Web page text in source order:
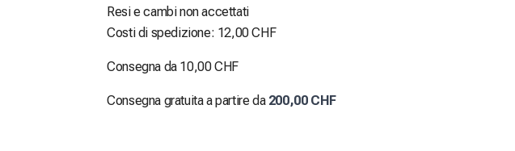
Resi e cambi non accettati
Costi di spedizione: 12,00 CHF
Consegna da 10,00 CHF
Consegna gratuita a partire da 200,00 CHF